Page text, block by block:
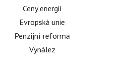
Ceny energií
Evropská unie
Penzijní reforma
Vynález